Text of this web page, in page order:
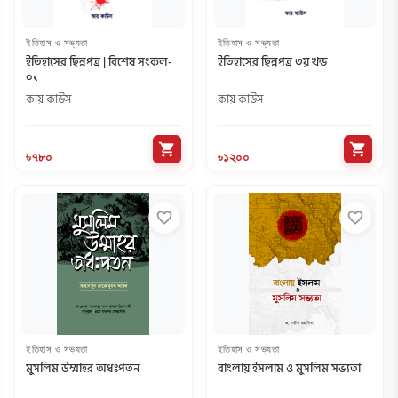
ইতিহাস ও সভ্যতা
ইতিহাসের ছিন্নপত্র | বিশেষ সংকল-
০১
কায় কাউস
৳৭৮০ shopping_cart
ইতিহাস ও সভ্যতা
ইতিহাসের ছিন্নপত্র ৩য় খন্ড
কায় কাউস
৳১২০০ shopping_cart
favorite_border
ইতিহাস ও সভ্যতা
মুসলিম উম্মাহর অধঃপতন
favorite_border
ইতিহাস ও সভ্যতা
বাংলায় ইসলাম ও মুসলিম সভ্যতা